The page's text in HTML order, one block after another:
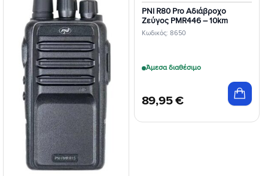
Κωδικός: 8650
PNI R80 Pro Αδιάβροχο
Ζεύγος PMR446 – 10km
89,95€
Άμεσα διαθέσιμο